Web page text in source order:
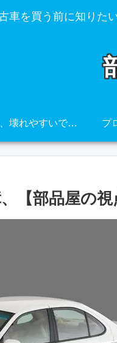
車を買う前に知りた
その車、壊れやすいですよ・・・ プ
【部品屋の